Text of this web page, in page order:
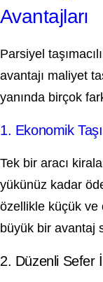
Avantajları
Parsiyel
avantajı maliyet
yanında birçok
1. Ekonomik
Tek bir aracı
yükünüz kadar
özellikle küçük ve
büyük bir avantaj
2. Düzenli Sefer